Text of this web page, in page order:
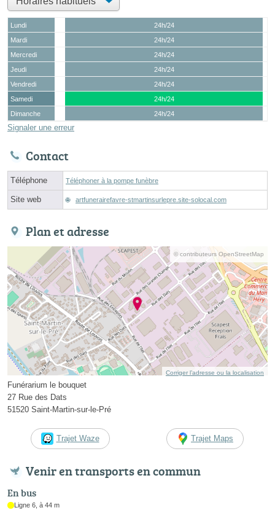
Lundi
24h/24
Mardi
24h/24
Mercredi
24h/24
Jeudi
24h/24
Vendredi
24h/24
Samedi
24h/24
Dimanche
24h/24
Signaler une erreur
Contact
Téléphone Téléphoner à la pompe funèbre
Site web artfunerairefavre-stmartinsurlepre.site-solocal.com
Plan et adresse
© contributeurs OpenStreetMap
Corriger l’adresse ou la localisation
Funérarium le bouquet
27 Rue des Dats
51520 Saint-Martin-sur-le-Pré
Trajet Waze Trajet Maps
Venir en transports en commun
En bus
Ligne 6, à 44 m